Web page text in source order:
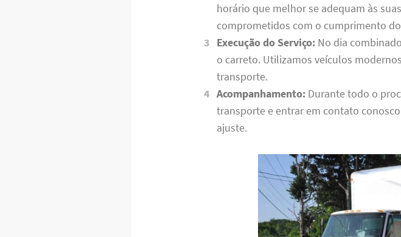
horário que melhor se adequam às
comprometidos com o cumprimento
Execução do Serviço:No dia
o carreto. Utilizamos veículos
transporte.
Acompanhamento:Durante todo o
transporte e entrar em contato
ajuste.